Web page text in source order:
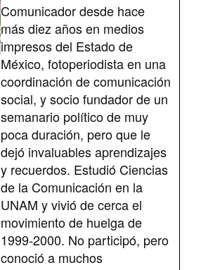
Comunicador desde hace
más diez años en medios
impresos del Estado de
México, fotoperiodista en una
coordinación de comunicación
social, y socio fundador de un
semanario político de muy
poca duración, pero que le
dejó invaluables aprendizajes
y recuerdos. Estudió Ciencias
de la Comunicación en la
UNAM y vivió de cerca el
movimiento de huelga de
1999-2000. No participó, pero
conoció a muchos